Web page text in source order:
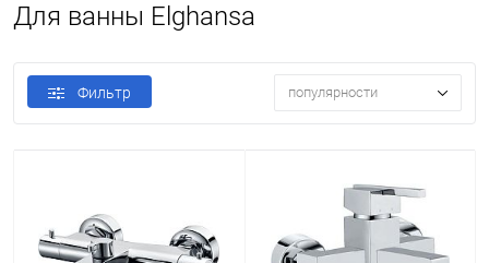
Для ванны Elghansa
Фильтр популярности